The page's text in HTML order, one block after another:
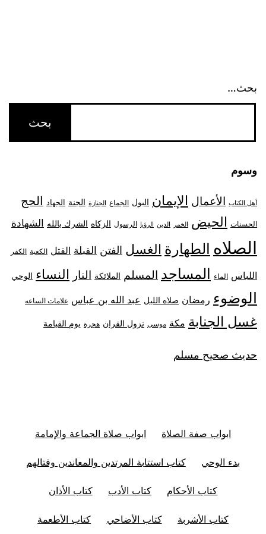
بحث…
وسوم
أهل الكتاب الأعمال الإيمان البول الجماع الجنازة الجنة الجهاد الحج
الحسنات الحيض الخمر الدين الرؤيا الرسول الزكاه الشرك بالله الشهادة
الصلاه الطهارة الغسل الفتن القبلة القتل الكعبة الكفر
اللباس الماء المساجد المسلم الملائكة النار النساء الوحي
الوضوء رمضان صلاه الليل عبد الله بن عباس علامات الساعه
غسل الجنابة مكة موسى نزول القران هجرة يوم القيامة
حديث صحيح مسلم
ابواب صفة الصلاة ابواب صلاة الجماعة والإمامة
بدء الوحي كتاب استتابة المرتدين والمعاندين وقتالهم
كتاب الأحكام كتاب الأدب كتاب الأذان
كتاب الأشربة كتاب الأضاحي كتاب الأطعمة